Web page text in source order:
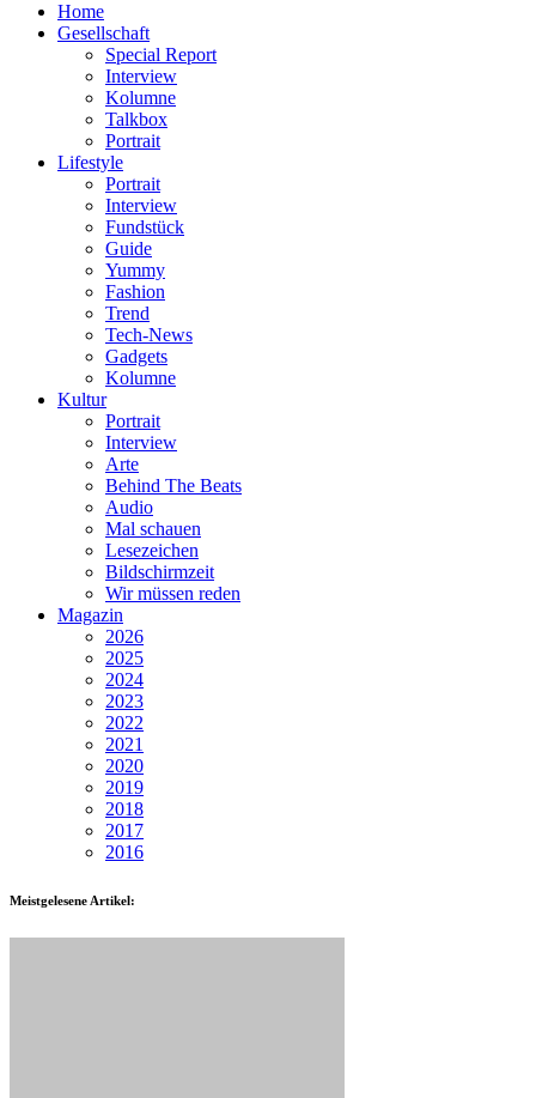
Home
Gesellschaft
Special Report
Interview
Kolumne
Talkbox
Portrait
Lifestyle
Portrait
Interview
Fundstück
Guide
Yummy
Fashion
Trend
Tech-News
Gadgets
Kolumne
Kultur
Portrait
Interview
Arte
Behind The Beats
Audio
Mal schauen
Lesezeichen
Bildschirmzeit
Wir müssen reden
Magazin
2026
2025
2024
2023
2022
2021
2020
2019
2018
2017
2016
Meistgelesene Artikel: